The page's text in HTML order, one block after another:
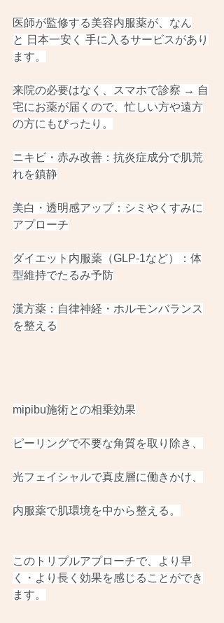
医師が監修する美容内服薬が、なん
と 日本一安く 手に入るサービスがあり
ます。
来院の必要はなく、スマホで診察 → 自
宅にお薬が届くので、忙しい方や遠方
の方にもぴったり。
ニキビ・赤み改善：抗炎症成分で肌荒
れを鎮静
美白・透明感アップ：シミやくすみに
アプローチ
ダイエット内服薬（GLP-1など）：体
型維持でたるみ予防
漢方薬：自律神経・ホルモンバランス
を整える
mipibu施術との相乗効果
ピーリングで不要な角質を取り除き、
光フェイシャルで真皮層に働きかけ、
内服薬で肌環境を中から整える。
このトリプルアプローチで、より早
く・より長く効果を感じることができ
ます。